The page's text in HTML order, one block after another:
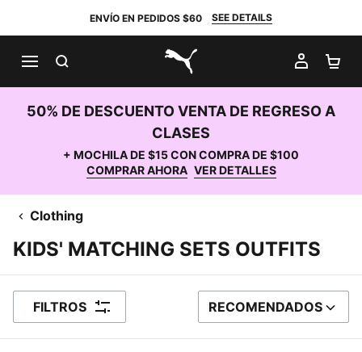
ENVÍO EN PEDIDOS $60 SEE DETAILS
PUMA.com
MI
50% DE DESCUENTO VENTA DE REGRESO A
CLASES
+ MOCHILA DE $15 CON COMPRA DE $100
COMPRAR AHORA VER DETALLES
Clothing
KIDS' MATCHING SETS OUTFITS
FILTROS ORDENAR POR
RECOMENDADOS